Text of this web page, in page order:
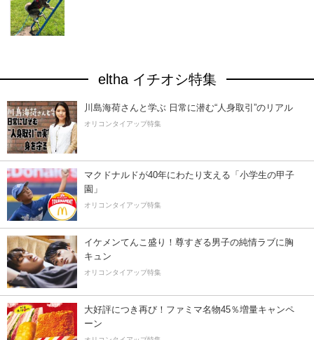
eltha イチオシ特集
川島海荷さんと学ぶ 日常に潜む“人身取引”のリアル
オリコンタイアップ特集
マクドナルドが40年にわたり支える「小学生の甲子
園」
オリコンタイアップ特集
イケメンてんこ盛り！尊すぎる男子の純情ラブに胸
キュン
オリコンタイアップ特集
大好評につき再び！ファミマ名物45％増量キャンペ
ーン